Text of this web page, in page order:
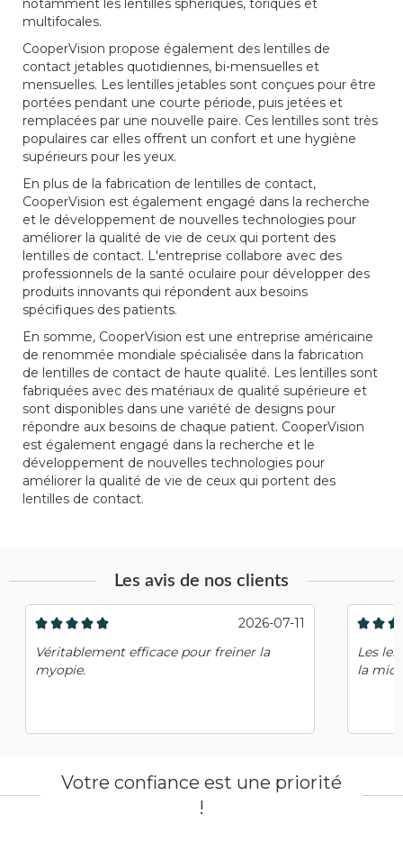
notamment les lentilles sphériques, toriques et
multifocales.
CooperVision propose également des lentilles de
contact jetables quotidiennes, bi-mensuelles et
mensuelles. Les lentilles jetables sont conçues pour être
portées pendant une courte période, puis jetées et
remplacées par une nouvelle paire. Ces lentilles sont très
populaires car elles offrent un confort et une hygiène
supérieurs pour les yeux.
En plus de la fabrication de lentilles de contact,
CooperVision est également engagé dans la recherche
et le développement de nouvelles technologies pour
améliorer la qualité de vie de ceux qui portent des
lentilles de contact. L'entreprise collabore avec des
professionnels de la santé oculaire pour développer des
produits innovants qui répondent aux besoins
spécifiques des patients.
En somme, CooperVision est une entreprise américaine
de renommée mondiale spécialisée dans la fabrication
de lentilles de contact de haute qualité. Les lentilles sont
fabriquées avec des matériaux de qualité supérieure et
sont disponibles dans une variété de designs pour
répondre aux besoins de chaque patient. CooperVision
est également engagé dans la recherche et le
développement de nouvelles technologies pour
améliorer la qualité de vie de ceux qui portent des
lentilles de contact.
Les avis de nos clients
Véritablement efficace pour freiner la
myopie.
2026-07-11
Les
la
Votre confiance est une priorité
!